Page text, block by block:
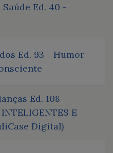
Ed. 40 -
Ed. 93 - Humor
Ed. 108 -
E
Digital)